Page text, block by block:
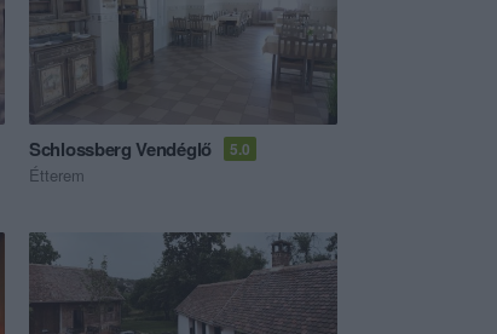
Schlossberg Vendéglő 5.0
Étterem